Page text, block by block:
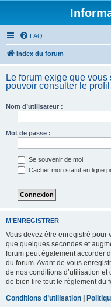
FAQ
Index du forum
Le forum exige que
pouvoir consulter le
Nom d’utilisateur :
Mot de passe :
Se souvenir de moi
Cacher mon statut en ligne
M’ENREGISTRER
Vous devez être enregistré pour
que quelques secondes et
forum peut également accorder
du forum. Avant de vous
de nos conditions d’utilisation
de bien lire tout le règlement du
Conditions d’utilisation |